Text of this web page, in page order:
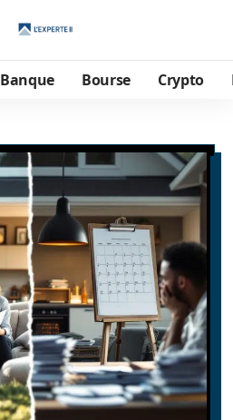
Banque Bourse Crypto